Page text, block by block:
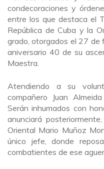
condecoraciones y
entre los que destaca el
República de Cuba y la
grado, otorgados el 27 de
aniversario 40 de su
Maestra.
Atendiendo a su
compañero Juan
Serán inhumados con
anunciará
Oriental Mario Muñoz
único jefe, donde
combatientes de ese